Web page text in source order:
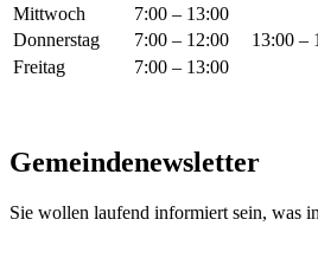
Mittwoch
7:00 – 13:00
Donnerstag
7:00 – 12:00
13:00 –
Freitag
7:00 – 13:00
Gemeindenewsletter
Sie wollen laufend informiert sein, was